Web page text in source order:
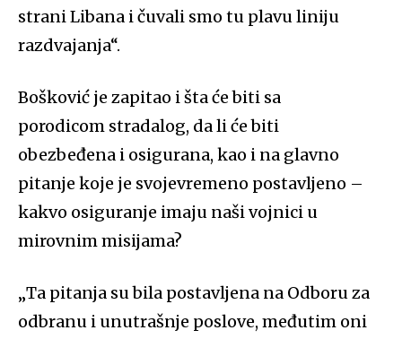
strani Libana i čuvali smo tu plavu liniju
razdvajanja“.
Bošković je zapitao i šta će biti sa
porodicom stradalog, da li će biti
obezbeđena i osigurana, kao i na glavno
pitanje koje je svojevremeno postavljeno –
kakvo osiguranje imaju naši vojnici u
mirovnim misijama?
„Ta pitanja su bila postavljena na Odboru za
odbranu i unutrašnje poslove, međutim oni